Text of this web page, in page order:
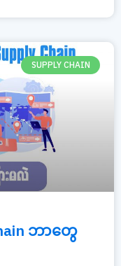
SUPPLY CHAIN
ဘာတွေ